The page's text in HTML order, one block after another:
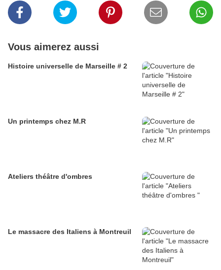
Vous aimerez aussi
Histoire universelle de Marseille # 2
Un printemps chez M.R
Ateliers théâtre d'ombres
Le massacre des Italiens à Montreuil